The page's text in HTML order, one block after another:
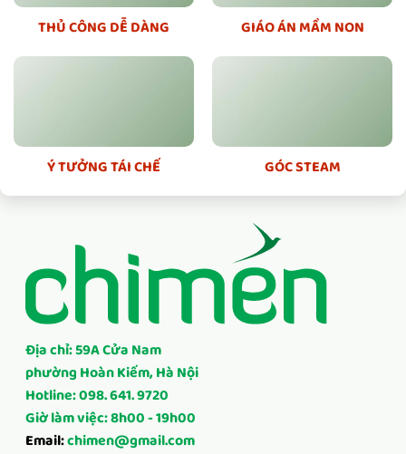
chọn
trang
chọn
trang
THỦ CÔNG DỄ DÀNG GIÁO ÁN MẦM NON
Ý TƯỞNG TÁI CHẾ GÓC STEAM
Địa chỉ: 59A Cửa Nam
phường Hoàn Kiếm, Hà Nội
Hotline: 098. 641. 9720
Giờ làm việc: 8h00 - 19h00
Email:chimen@gmail.com